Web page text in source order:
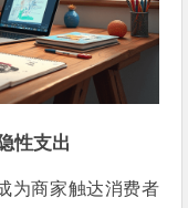
性支出
为商家触达消费者